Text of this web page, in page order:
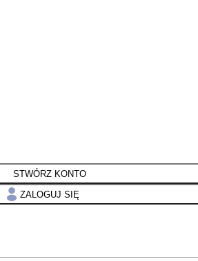
STWÓRZ KONTO
ZALOGUJ SIĘ